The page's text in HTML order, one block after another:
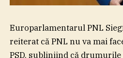
Europarlamentarul PNL
reiterat că PNL nu va mai
PSD, subliniind că